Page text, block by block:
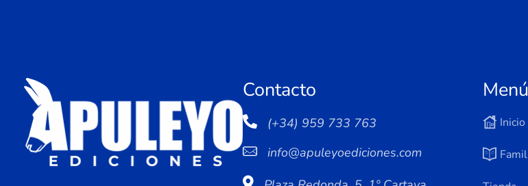
Contacto
(+34) 959 733 763
info@apuleyoediciones.com
Inicio